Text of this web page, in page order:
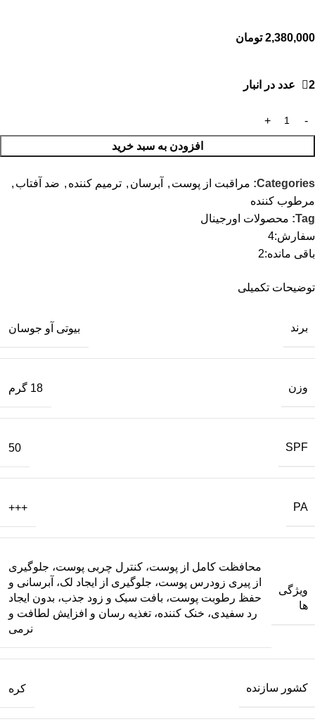
2,380,000 تومان
2 عدد در انبار
افزودن به سبد خرید
Categories: مراقبت از پوست , آبرسان , ترمیم کننده , ضد آفتاب ,
مرطوب کننده
Tag: محصولات اورجینال
سفارش:4
باقی مانده:2
توضیحات تکمیلی
برند بیوتی آو جوسان
وزن 18 گرم
SPF
50
PA
+++
ویژگی
ها
محافظت کامل از پوست، کنترل چربی پوست، جلوگیری
از پیری زودرس پوست، جلوگیری از ایجاد لک، آبرسانی و
حفظ رطوبت پوست، بافت سبک و زود جذب، بدون ایجاد
رد سفیدی، خنک کننده، تغذیه رسان و افزایش لطافت و
نرمی
کشور سازنده کره